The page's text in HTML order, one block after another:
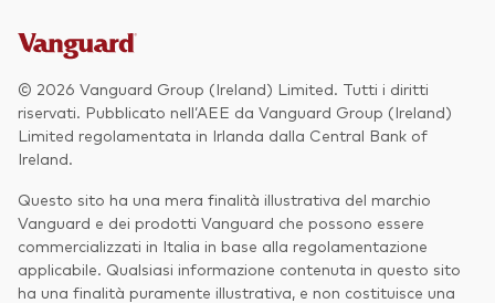
© 2026 Vanguard Group (Ireland) Limited. Tutti i diritti
riservati. Pubblicato nell’AEE da Vanguard Group (Ireland)
Limited regolamentata in Irlanda dalla Central Bank of
Ireland.
Questo sito ha una mera finalità illustrativa del marchio
Vanguard e dei prodotti Vanguard che possono essere
commercializzati in Italia in base alla regolamentazione
applicabile. Qualsiasi informazione contenuta in questo sito
ha una finalità puramente illustrativa, e non costituisce una